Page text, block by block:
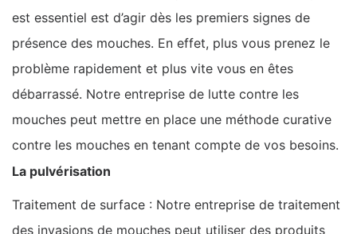
est essentiel est d’agir dès les premiers signes de
présence des mouches. En effet, plus vous prenez le
problème rapidement et plus vite vous en êtes
débarrassé. Notre entreprise de lutte contre les
mouches peut mettre en place une méthode curative
contre les mouches en tenant compte de vos besoins.
La pulvérisation
Traitement de surface : Notre entreprise de traitement
des invasions de mouches peut utiliser des produits